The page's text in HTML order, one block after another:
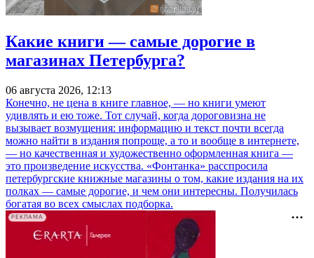
Какие книги — самые дорогие в
магазинах Петербурга?
06 августа 2026, 12:13
Конечно, не цена в книге главное, — но книги умеют
удивлять и ею тоже. Тот случай, когда дороговизна не
вызывает возмущения: информацию и текст почти всегда
можно найти в издания попроще, а то и вообще в интернете,
— но качественная и художественно оформленная книга —
это произведение искусства. «Фонтанка» расспросила
петербургские книжные магазины о том, какие издания на их
полках — самые дорогие, и чем они интересны. Получилась
богатая во всех смыслах подборка.
РЕКЛАМА